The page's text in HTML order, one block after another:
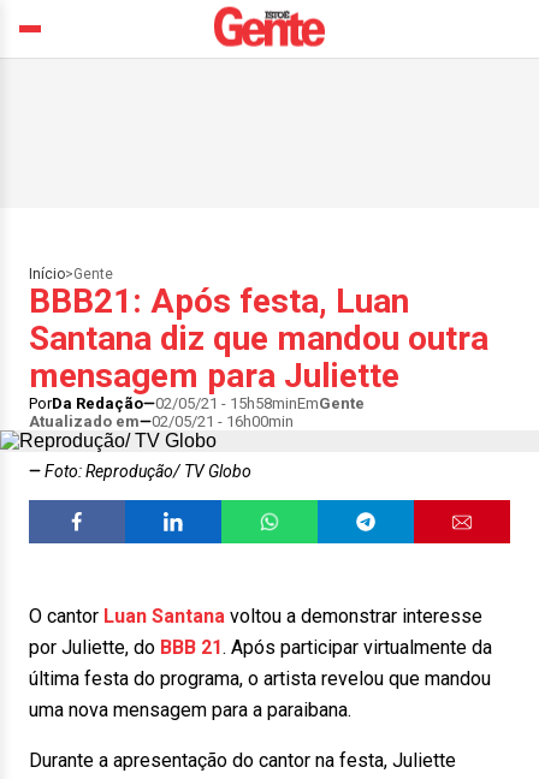
Início>Gente
BBB21: Após festa, Luan
Santana diz que mandou outra
mensagem para Juliette
PorDa Redação 02/05/21 - 15h58minEmGente
Atualizado em
02/05/21 - 16h00min
Foto: Reprodução/ TV Globo
O cantor Luan Santana voltou a demonstrar interesse
por Juliette, do BBB 21. Após participar virtualmente da
última festa do programa, o artista revelou que mandou
uma nova mensagem para a paraibana.
Durante a apresentação do cantor na festa, Juliette